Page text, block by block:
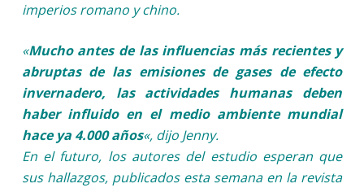
imperios romano y chino.
«Mucho antes de las influencias más recientes y
abruptas de las emisiones de gases de efecto
invernadero, las actividades humanas deben
haber influido en el medio ambiente mundial
hace ya 4.000 años«, dijo Jenny.
En el futuro, los autores del estudio esperan que
sus hallazgos, publicados esta semana en la revista